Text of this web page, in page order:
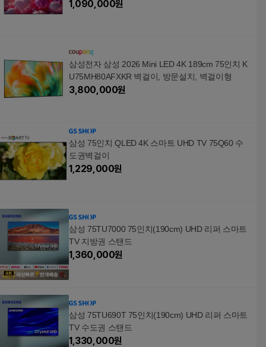
1,090,000원
삼성전자 삼성 2026 Mini LED 4K 189cm 75인치 K
U75MH80AFXKR 벽걸이, 방문설치, 벽걸이형
3,800,000원
삼성 75인치 QLED 4K 스마트 UHD TV 75Q60 수
도권벽걸이
1,229,000원
삼성 75TU7000 75인치(190cm) UHD 리퍼 스마트
TV 지방권 스탠드
1,360,000원
삼성 75TU690T 75인치(190cm) UHD 리퍼 스마트
TV 수도권 스탠드
1,330,000원